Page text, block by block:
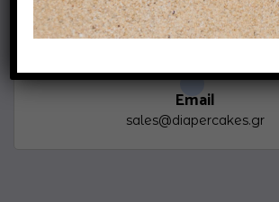
Email
sales@diapercakes.gr